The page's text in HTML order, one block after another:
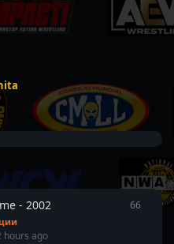
- 2002
hours ago
66